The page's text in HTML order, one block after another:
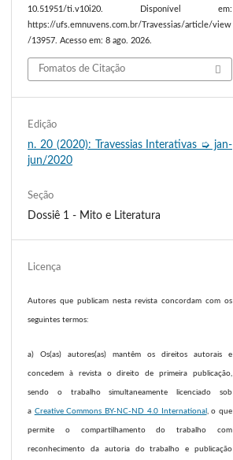
10.51951/ti.v10i20. Disponível em:
https://ufs.emnuvens.com.br/Travessias/article/view
/13957. Acesso em: 8 ago. 2026.
Fomatos de Citação
Edição
n. 20 (2020): Travessias Interativas ➭ jan-
jun/2020
Seção
Dossiê 1 - Mito e Literatura
Licença
Autores que publicam nesta revista concordam com os
seguintes termos:
a) Os(as) autores(as) mantêm os direitos autorais e
concedem à revista o direito de primeira publicação,
sendo o trabalho simultaneamente licenciado sob
a Creative Commons BY-NC-ND 4.0 International , o que
permite o compartilhamento do trabalho com
reconhecimento da autoria do trabalho e publicação